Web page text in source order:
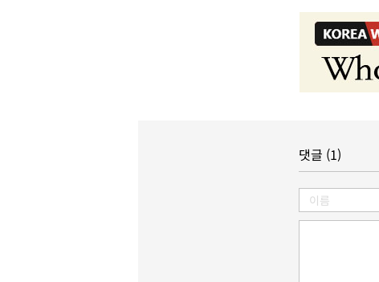
댓글 (1)